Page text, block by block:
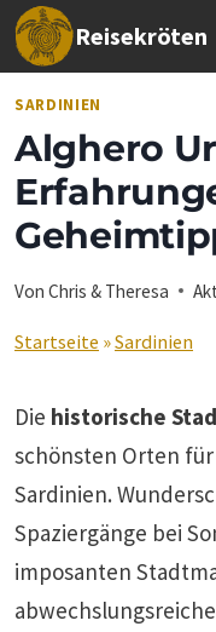
Zum
Inhalt
springen
Reisekröten
SARDINIEN
Alghero
Von Chris & Theresa
Startseite »Sardinien
Die historische
schönsten Orten
Sardinien.
Spaziergänge bei
imposanten